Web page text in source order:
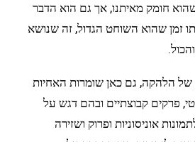
חומק מאיתנו, אך גם הוא הדבר
זמן שהוא השוחט הגדול, זה שנושא
של הלהקה, גם כאן שומרות האחיות
פרקים קבוצתיים ובהם דגש על
אוניסוניות ופרוק ושזירה